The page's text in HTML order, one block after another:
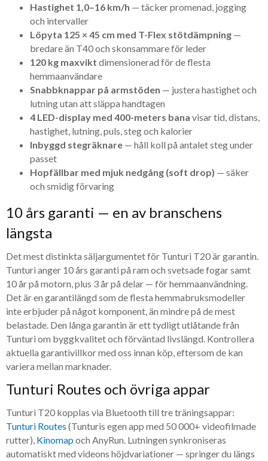
Hastighet 1,0–16 km/h — täcker promenad, jogging
och intervaller
Löpyta 125 × 45 cm med T-Flex stötdämpning —
bredare än T40 och skonsammare för leder
120 kg maxvikt dimensionerad för de flesta
hemmaanvändare
Snabbknappar på armstöden — justera hastighet och
lutning utan att släppa handtagen
4 LED-display med 400-meters bana visar tid, distans,
hastighet, lutning, puls, steg och kalorier
Inbyggd stegräknare — håll koll på antalet steg under
passet
Hopfällbar med mjuk nedgång (soft drop) — säker
och smidig förvaring
10 års garanti — en av branschens
längsta
Det mest distinkta säljargumentet för Tunturi T20 är garantin.
Tunturi anger 10 års garanti på ram och svetsade fogar samt
10 år på motorn, plus 3 år på delar — för hemma­användning.
Det är en garantilängd som de flesta hemmabruksmodeller
inte erbjuder på något komponent, än mindre på de mest
belastade. Den långa garantin är ett tydligt utlåtande från
Tunturi om byggkvalitet och förväntad livslängd. Kontrollera
aktuella garantivillkor med oss innan köp, eftersom de kan
variera mellan marknader.
Tunturi Routes och övriga appar
Tunturi T20 kopplas via Bluetooth till tre träningsappar:
Tunturi Routes (Tunturis egen app med 50 000+ videofilmade
rutter), Kinomapoch AnyRun. Lutningen synkroniseras
automatiskt med videons höjdvariationer — springer du längs